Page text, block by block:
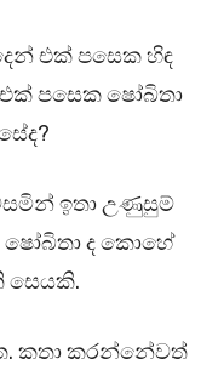
එක් පසෙක හිඳ
පසෙක ෂෝබිතා
ඉතා උණුසුම්
ෂෝබිතා ද කොහේ
කතා කරන්නේවත්